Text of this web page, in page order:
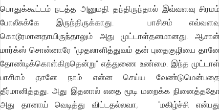
பொதுக்கூட்டம் நடத்த அனுமதி தந்திருந்தால் இவ்வளவு
போலீசுக்கே இருந்திருக்காது. பாசிசம்
கொடூரமானதாயிருந்தாலும் அது முட்டாள்தனமானது.
மார்க்ஸ் சொன்னாரே “முதலாளித்துவம் தன் புதைகுழியை
தோண்டிக்கொள்கிறதென்று” எத்துணை உண்மை. இந்த
பாசிசம் தானே நாம் என்ன செய்ய
தீர்மானித்தது. அது இதனால் எதை மூடி மறைக்க
அது தானாய் வெடித்து விட்டதல்லவா, “மகிழ்ச்சி